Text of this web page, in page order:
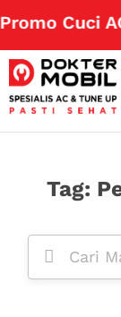
Cuci
Tag: